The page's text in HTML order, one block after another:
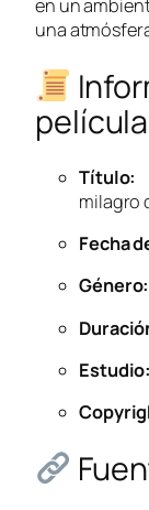
en un
una
película
Título:
milagro
Fecha
Género:
Estudio: